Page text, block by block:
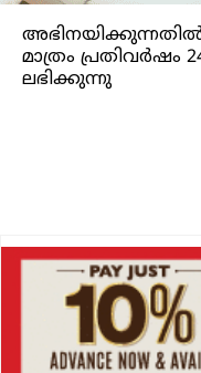
അഭിനയിക്കുന്നതിൽ
മാത്രം പ്രതിവർഷം
ലഭിക്കുന്നു